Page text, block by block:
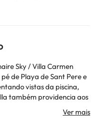
Sky / Villa Carmen
de Playa de Sant Pere e
vistas da piscina,
também providencia aos